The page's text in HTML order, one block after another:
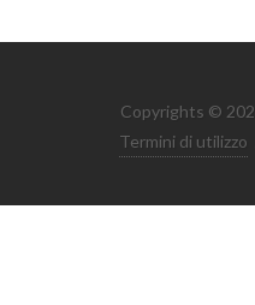
Copyrights ©
Termini di utilizzo